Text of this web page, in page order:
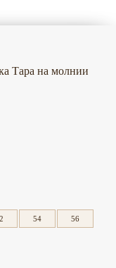
Тара на молнии
54 56